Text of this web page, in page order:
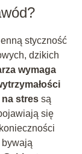
styczność
dzikich
wymaga
stressą
się
bywają